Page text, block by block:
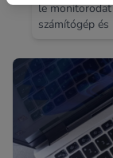
le
számítógép és